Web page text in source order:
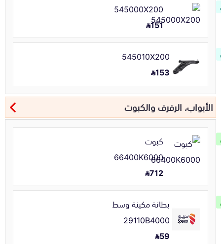
545000X200
151
545010X200
153
الأبواب، الرفرف والكبوت
كبوت
66400K6000
712
بطانة مكينة وسط
29110B4000
59